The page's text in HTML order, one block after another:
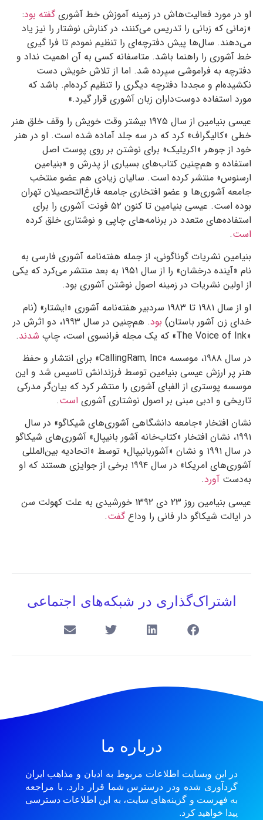
او در مورد فعالیت‌هاش در زمینه آموزش خط آشوریگفته بود:
«زمانی که زبانی را تدریس می‌کنند، در کنارش نوشتار را نیز یاد
می‌دهند. سال‌ها پیش دفترچه‌ای را تنظیم نمودم تا فرا گیری
خط آشوری را راهنما باشد. متاسفانه کسی به آن اهمیت نداد و
دفترچه به فراموشی سپرده شد. اما از تلاش خویش دست
نکشیده‌ام و مجددا دفترچه دیگری را تنظیم کرده‌ام. باشد که
مورد استفاده دوست‌داران زبان آشوری قرار گیرد.»
عیسی بنیامین از سال ۱۹۷۵بیشتر وقت خویش را وقف خلق هنر
خطی «کالیگراف» کرد که در سه جلد آماده شده است. او در هنر
خود از جوهر «اکریلیک» برای نوشتن بر روی پوست اصل
استفاده و هم‌چنین کتاب‌‌های بسیاری از پدرش و «بنیامین
ارسنوس» منتشر کرده است. سالیان زیادی هم عضو منتخب
جامعه آشوری‌ها و عضو افتخاری جامعه فارغ‌التحصیلان تهران
بوده است. عیسی بنیامین تا کنون ۵۲فونت آشوری را برای
استفاده‌های متعدد در برنامه‌های چاپی و نوشتاری خلق کرده
است.
بنیامین نشریات گوناگونی، از جمله هفته‌نامه آشوری فارسی به
نام «آینده درخشان» را از سال ۱۹۵۱به بعد منتشر ‌می‌کرد که یکی
از اولین نشریات در زمینه اصول نوشتن آشوری بود.
او از سال ۱۹۸۱تا ۱۹۸۳ سردبیر هفته‌نامه آشوری «ایشتار» (نام
خدای زن آشور باستان) بود. هم‌چنین در سال ۱۹۹۳، دو اثرش در
«
The Voice of Ink» که یک مجله فرانسوی است، چاپ شدند.
در سال ۱۹۸۸، موسسه «CallingRam, Inc» برای انتشار و حفظ
هنر پر ارزش عیسی بنیامین توسط فرزندانش تاسیس شد و این
موسسه پوستری از الفبای آشوری را منتشر کرد که بیان‌گر مدرکی
تاریخی و ادبی مبنی بر اصول نوشتاری آشوری است.
نشان افتخار «جامعه دانشگاهی آشوری‌های شیکاگو» در سال
۱۹۹۱، نشان افتخار «کتاب‌خانه آشور بانیپال» آشوری‌های شیکاگو
در سال ۱۹۹۱و نشان «آشوربانیپال» توسط «اتحادیه بین‌المللی
آشوری‌های امریکا» در سال ۱۹۹۴برخی از جوایزی هستند که او
به‌دست آورد.
عیسی بنیامین روز ۲۳دی ۱۳۹۲خورشیدی به علت کهولت سن
در ایالت شیکاگو دار فانی را وداعگفت.
اشتراک‌گذاری در شبکه‌های اجتماعی
درباره ما
در این وبسایت اطلاعات مربوط به ادیان و مذاهب ایران
گردآوری شده ودر درسترس شما قرار دارد. با مراجعه
به فهرست و گزینه‌های سایت، به این اطلاعات دسترسی
پیدا خواهید کرد.